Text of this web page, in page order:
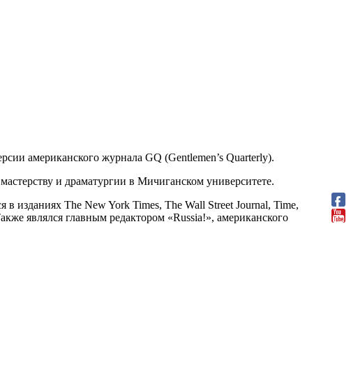
американского журнала GQ (Gentlemen’s Quarterly).
и драматургии в Мичиганском университете.
изданиях The New York Times, The Wall Street Journal, Time,
являлся главным редактором «Russia!», американского